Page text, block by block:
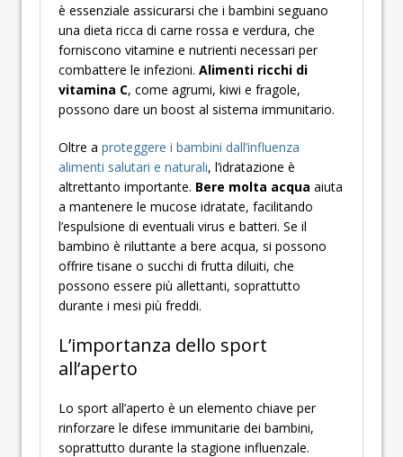
è essenziale assicurarsi che i bambini seguano
una dieta ricca di carne rossa e verdura, che
forniscono vitamine e nutrienti necessari per
combattere le infezioni. Alimenti ricchi di
vitamina C, come agrumi, kiwi e fragole,
possono dare un boost al sistema immunitario.
Oltre a proteggere i bambini dall’influenza
alimenti salutari e naturali, l’idratazione è
altrettanto importante. Bere molta acqua aiuta
a mantenere le mucose idratate, facilitando
l’espulsione di eventuali virus e batteri. Se il
bambino è riluttante a bere acqua, si possono
offrire tisane o succhi di frutta diluiti, che
possono essere più allettanti, soprattutto
durante i mesi più freddi.
L’importanza dello sport
all’aperto
Lo sport all’aperto è un elemento chiave per
rinforzare le difese immunitarie dei bambini,
soprattutto durante la stagione influenzale.